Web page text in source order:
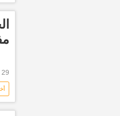
29 يونيو, 21:50 GMT